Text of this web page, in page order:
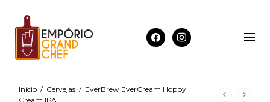
Início / Cervejas / EverBrew EverCream Hoppy
Cream IPA